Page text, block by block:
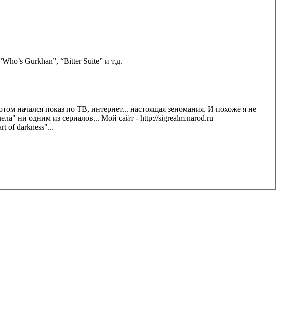
Gurkhan”, “Bitter Suite” и т.д.
начался показ по ТВ, интернет... настоящая зеномания. И похоже я не
ни одним из сериалов... Мой сайт - http://sigrealm.narod.ru
of darkness"...